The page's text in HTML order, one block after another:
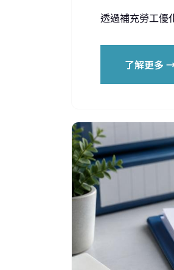
透過補充勞工優
了解更多